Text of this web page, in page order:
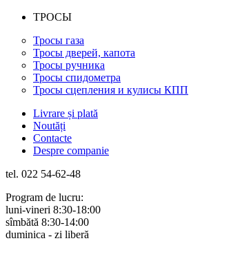
ТРОСЫ
Тросы газа
Тросы дверей, капота
Тросы ручника
Тросы спидометра
Тросы сцепления и кулисы КПП
Livrare și plată
Noutăți
Contacte
Despre companie
tel. 022 54-62-48
Program de lucru:
luni-vineri 8:30-18:00
sîmbătă 8:30-14:00
duminica - zi liberă